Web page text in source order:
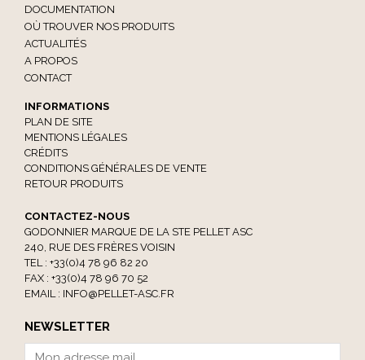
DOCUMENTATION
OÙ TROUVER NOS PRODUITS
ACTUALITÉS
A PROPOS
CONTACT
INFORMATIONS
PLAN DE SITE
MENTIONS LÉGALES
CRÉDITS
CONDITIONS GÉNÉRALES DE VENTE
RETOUR PRODUITS
CONTACTEZ-NOUS
GODONNIER MARQUE DE LA STE PELLET ASC
240, RUE DES FRÈRES VOISIN
TEL : +33(0)4 78 96 82 20
FAX : +33(0)4 78 96 70 52
EMAIL : INFO@PELLET-ASC.FR
NEWSLETTER